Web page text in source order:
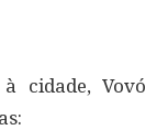
cidade, Vovó